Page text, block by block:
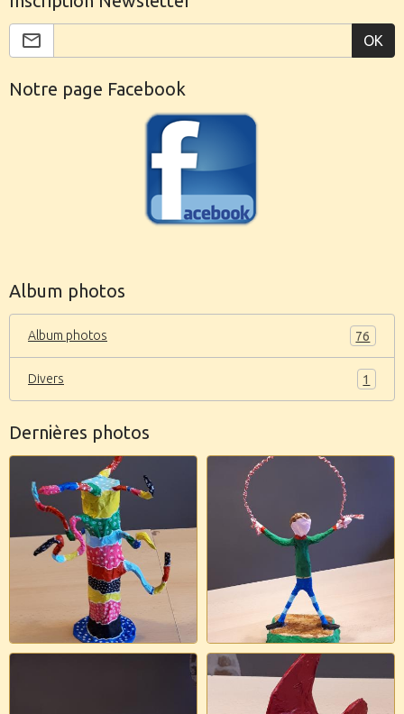
OK
Notre page Facebook
Album photos
Album photos 76
Divers 1
Dernières photos